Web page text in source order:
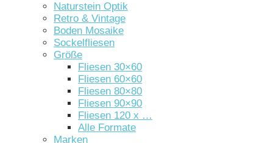
Naturstein Optik
Retro & Vintage
Boden Mosaike
Sockelfliesen
Größe
Fliesen 30×60
Fliesen 60×60
Fliesen 80×80
Fliesen 90×90
Fliesen 120 x …
Alle Formate
Marken